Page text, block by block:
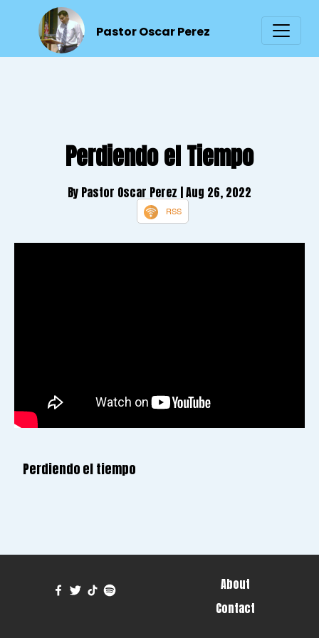
Pastor Oscar Perez
Perdiendo el Tiempo
By Pastor Oscar Perez | Aug 26, 2022
RSS
Perdiendo el tiempo
About
Contact